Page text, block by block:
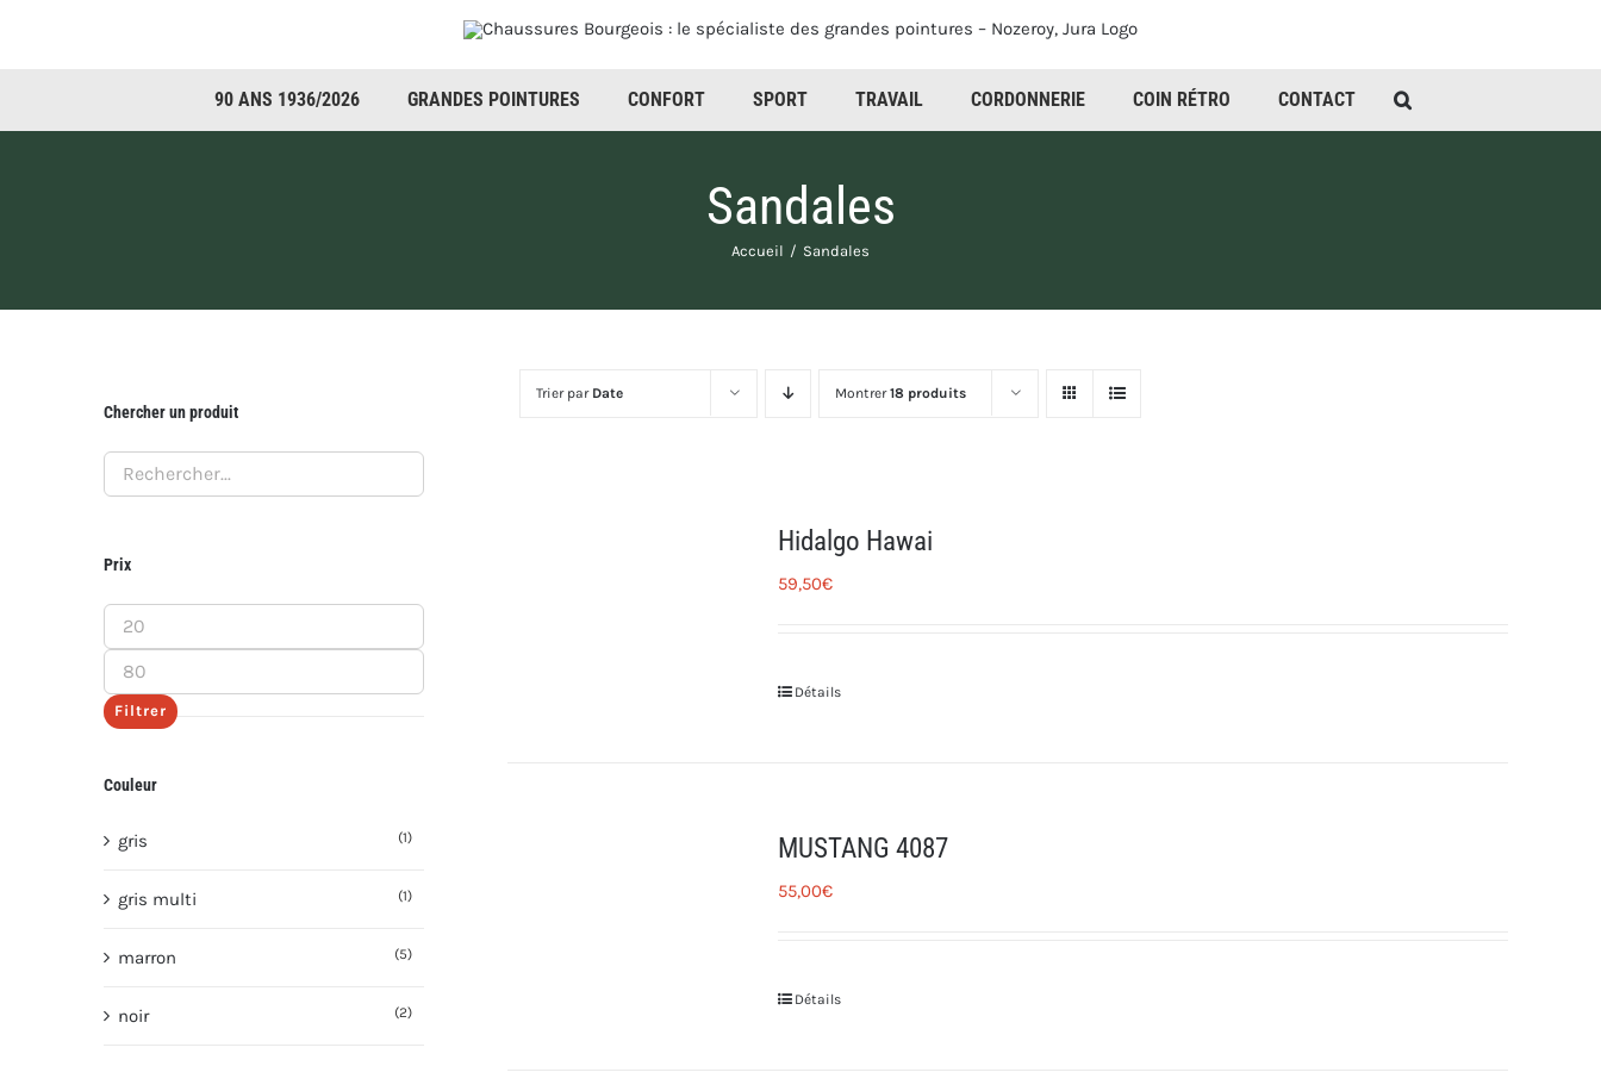
90 ANS 1936/2026 GRANDES POINTURES CONFORT SPORT TRAVAIL CORDONNERIE COIN RÉTRO CONTACT
Sandales
Accueil Sandales
Trier par Date Montrer18 produits
Hidalgo Hawai
59,50€
Détails
MUSTANG 4087
55,00€
Détails
Chercher un produit
Prix
Prix
min
Prix
max
Filtrer
Couleur
gris (1)
gris multi (1)
marron (5)
noir (2)